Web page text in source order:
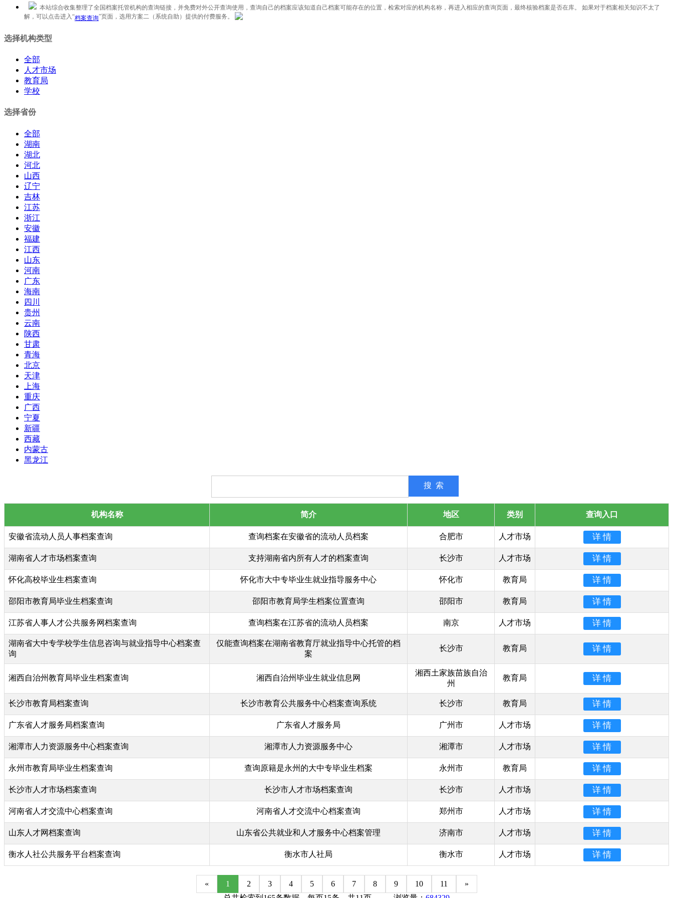
本站综合收集整理了全国档案托管机构的查询链接，并免费对外公开查询使用，查询自己的档案应该知道自己档案可能存在的位置，检索对应的机构名称，再进入相应的查询页面，最终核验档案是否在库。 如果对于档案相关知识不太了
解，可以点击进入“档案查询”页面，选用方案二（系统自助）提供的付费服务。
选择机构类型
全部
人才市场
教育局
学校
选择省份
全部
湖南
湖北
河北
山西
辽宁
吉林
江苏
浙江
安徽
福建
江西
山东
河南
广东
海南
四川
贵州
云南
陕西
甘肃
青海
北京
天津
上海
重庆
广西
宁夏
新疆
西藏
内蒙古
黑龙江
机构名称 简介 地区 类别 查询入口
安徽省流动人员人事档案查询 查询档案在安徽省的流动人员档案 合肥市 人才市场
湖南省人才市场档案查询 支持湖南省内所有人才的档案查询 长沙市 人才市场
怀化高校毕业生档案查询 怀化市大中专毕业生就业指导服务中心 怀化市 教育局
邵阳市教育局毕业生档案查询 邵阳市教育局学生档案位置查询 邵阳市 教育局
江苏省人事人才公共服务网档案查询 查询档案在江苏省的流动人员档案 南京 人才市场
湖南省大中专学校学生信息咨询与就业指导中心档案查
询
仅能查询档案在湖南省教育厅就业指导中心托管的档
案
长沙市 教育局
湘西自治州教育局毕业生档案查询 湘西自治州毕业生就业信息网
湘西土家族苗族自治
州
教育局
长沙市教育局档案查询 长沙市教育公共服务中心档案查询系统 长沙市 教育局
广东省人才服务局档案查询 广东省人才服务局 广州市 人才市场
湘潭市人力资源服务中心档案查询 湘潭市人力资源服务中心 湘潭市 人才市场
永州市教育局毕业生档案查询 查询原籍是永州的大中专毕业生档案 永州市 教育局
长沙市人才市场档案查询 长沙市人才市场档案查询 长沙市 人才市场
河南省人才交流中心档案查询 河南省人才交流中心档案查询 郑州市 人才市场
山东人才网档案查询 山东省公共就业和人才服务中心档案管理 济南市 人才市场
衡水人社公共服务平台档案查询 衡水市人社局 衡水市 人才市场
« 1 2 3 4 5 6 7 8 9 10 11
»